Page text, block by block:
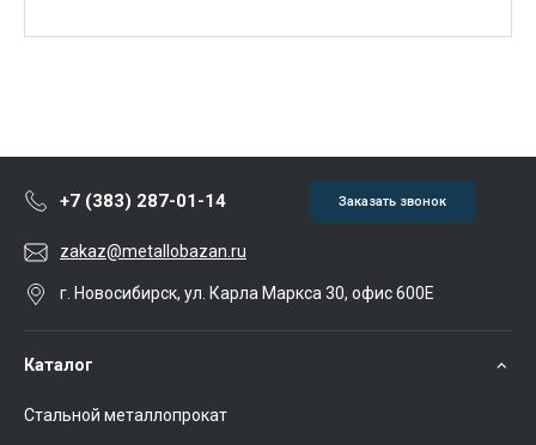
+7 (383) 287-01-14 Заказать звонок
zakaz@metallobazan.ru
г. Новосибирск, ул. Карла Маркса 30, офис 600Е
Каталог
Стальной металлопрокат